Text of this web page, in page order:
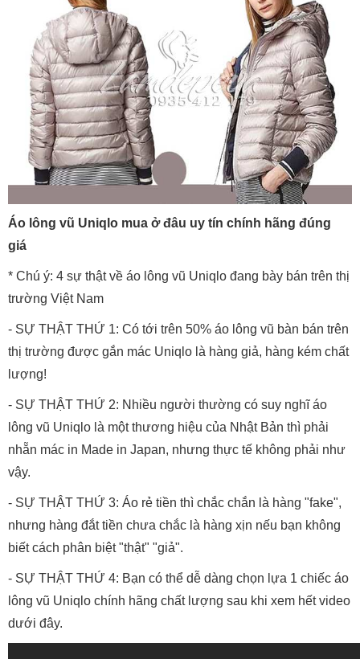
Áo lông vũ Uniqlo mua ở đâu uy tín chính hãng đúng
giá
* Chú ý: 4 sự thật về áo lông vũ Uniqlo đang bày bán trên thị
trường Việt Nam
- SỰ THẬT THỨ 1: Có tới trên 50% áo lông vũ bàn bán trên
thị trường được gắn mác Uniqlo là hàng giả, hàng kém chất
lượng!
- SỰ THẬT THỨ 2: Nhiều người thường có suy nghĩ áo
lông vũ Uniqlo là một thương hiệu của Nhật Bản thì phải
nhẵn mác in Made in Japan, nhưng thực tế không phải như
vậy.
- SỰ THẬT THỨ 3: Áo rẻ tiền thì chắc chắn là hàng "fake",
nhưng hàng đắt tiền chưa chắc là hàng xịn nếu bạn không
biết cách phân biệt "thật" "giả".
- SỰ THẬT THỨ 4: Bạn có thể dễ dàng chọn lựa 1 chiếc áo
lông vũ Uniqlo chính hãng chất lượng sau khi xem hết video
dưới đây.